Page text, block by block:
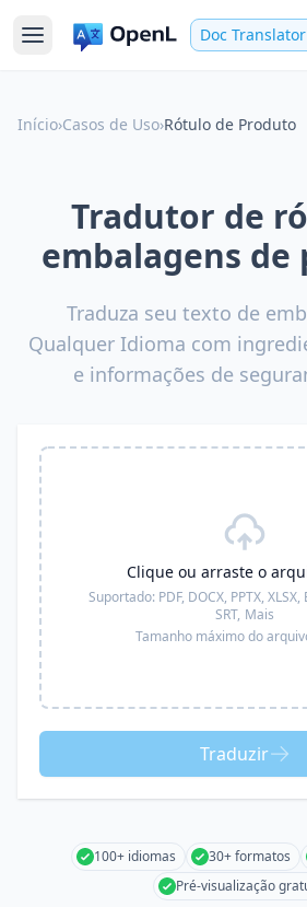
Doc Translator
Início›Casos de Uso›Rótulo de Produto
Tradutor de
embalagens de
Traduza seu texto de
Qualquer Idioma com
e informações de
Clique ou arraste o
Suportado: PDF, DOCX, PPTX, XLSX,
SRT, Mais
Tamanho máximo do
Traduzir
100+ idiomas 30+ formatos
Pré-visualização